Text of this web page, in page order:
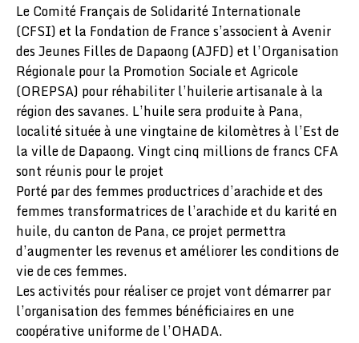
Le Comité Français de Solidarité Internationale
(CFSI) et la Fondation de France s’associent à Avenir
des Jeunes Filles de Dapaong (AJFD) et l’Organisation
Régionale pour la Promotion Sociale et Agricole
(OREPSA) pour réhabiliter l’huilerie artisanale à la
région des savanes. L’huile sera produite à Pana,
localité située à une vingtaine de kilomètres à l’Est de
la ville de Dapaong. Vingt cinq millions de francs CFA
sont réunis pour le projet
Porté par des femmes productrices d’arachide et des
femmes transformatrices de l’arachide et du karité en
huile, du canton de Pana, ce projet permettra
d’augmenter les revenus et améliorer les conditions de
vie de ces femmes.
Les activités pour réaliser ce projet vont démarrer par
l’organisation des femmes bénéficiaires en une
coopérative uniforme de l’OHADA.